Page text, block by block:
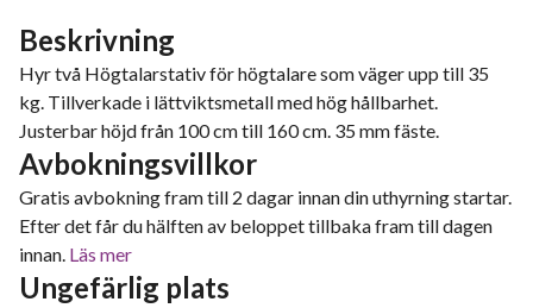
Beskrivning
Hyr två Högtalarstativ för högtalare som väger upp till 35
kg. Tillverkade i lättviktsmetall med hög hållbarhet.
Justerbar höjd från 100 cm till 160 cm. 35 mm fäste.
Avbokningsvillkor
Gratis avbokning fram till 2 dagar innan din uthyrning startar.
Efter det får du hälften av beloppet tillbaka fram till dagen
innan. Läs mer
Ungefärlig plats